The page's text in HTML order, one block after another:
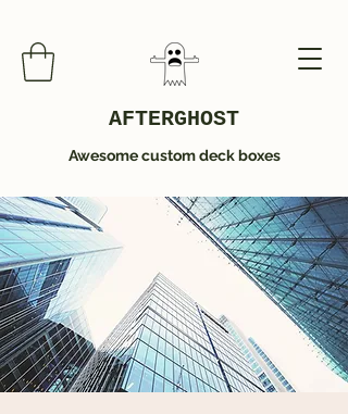
AFTERGHOST
Awesome custom deck boxes